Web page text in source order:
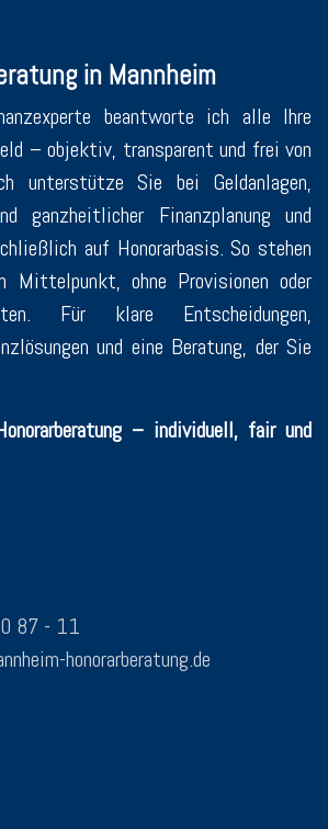
in Mannheim
beantworte ich alle Ihre
– objektiv, transparent und frei von
unterstütze Sie bei Geldanlagen,
ganzheitlicher Finanzplanung und
auf Honorarbasis. So stehen
Mittelpunkt, ohne Provisionen oder
Für klare Entscheidungen,
und eine Beratung, der Sie
– individuell, fair und
87 - 11
honorarberatung.de